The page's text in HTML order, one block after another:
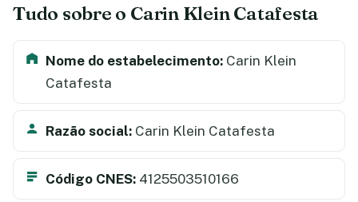
Tudo sobre o Carin Klein Catafesta
Nome do estabelecimento: Carin Klein
Catafesta
Razão social: Carin Klein Catafesta
Código CNES: 4125503510166